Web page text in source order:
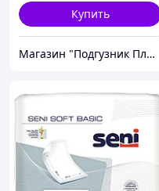
Купить
Магазин "Подгузник Плюс"